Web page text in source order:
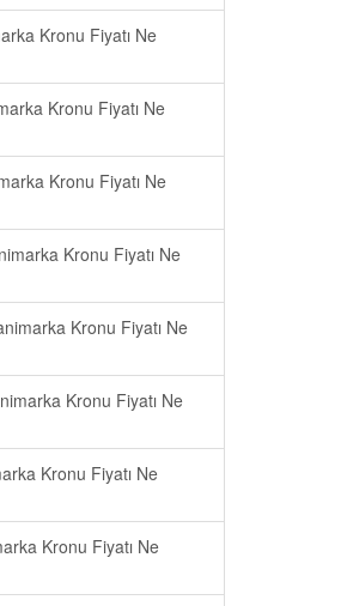
Kronu Fiyatı Ne
Kronu Fiyatı Ne
Kronu Fiyatı Ne
Kronu Fiyatı Ne
Kronu Fiyatı Ne
Kronu Fiyatı Ne
Kronu Fiyatı Ne
Kronu Fiyatı Ne